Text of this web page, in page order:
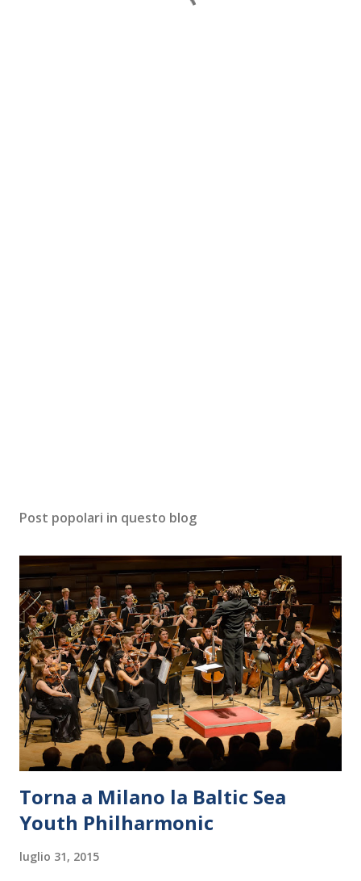
Post popolari in questo blog
Torna a Milano la Baltic Sea
Youth Philharmonic
luglio 31, 2015